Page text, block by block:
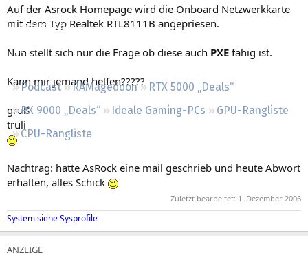
Leserartikel
Regeln
Podcast RAMageddon
RTX 5000 „Deals“
RX 9000 „Deals“
Ideale Gaming-PCs
GPU-Rangliste
CPU-Rangliste
Auf der Asrock Homepage wird die Onboard Netzwerkkarte
mit dem Typ Realtek RTL8111B angepriesen.
Nun stellt sich nur die Frage ob diese auch PXE fähig ist.
Kann mir jemand helfen?????
gruß
truli
Nachtrag: hatte AsRock eine mail geschrieb und heute Abwort
erhalten, alles Schick
Zuletzt bearbeitet: 1. Dezember 2006
System siehe Sysprofile